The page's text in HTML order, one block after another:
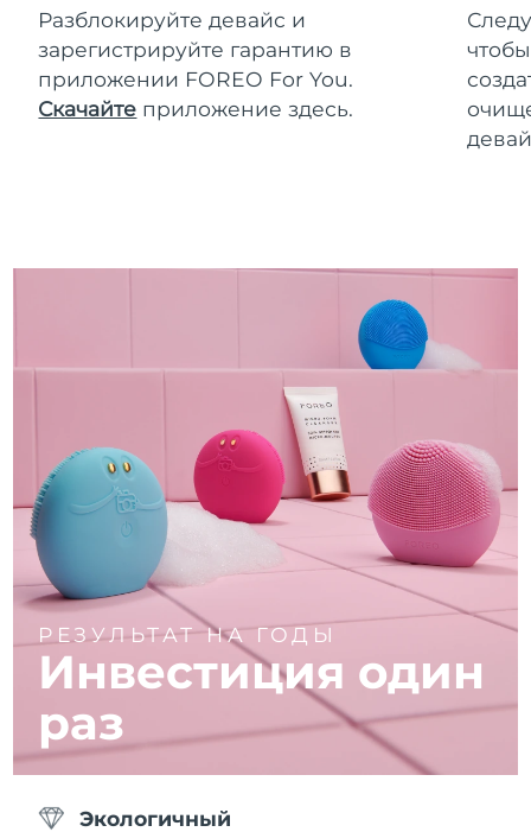
Разблокируйте девайс и
зарегистрируйте гарантию в
приложении FOREO For You.
Скачайте приложение здесь.
РЕЗУЛЬТАТ НА ГОДЫ
Инвестиция один
раз
Экологичный